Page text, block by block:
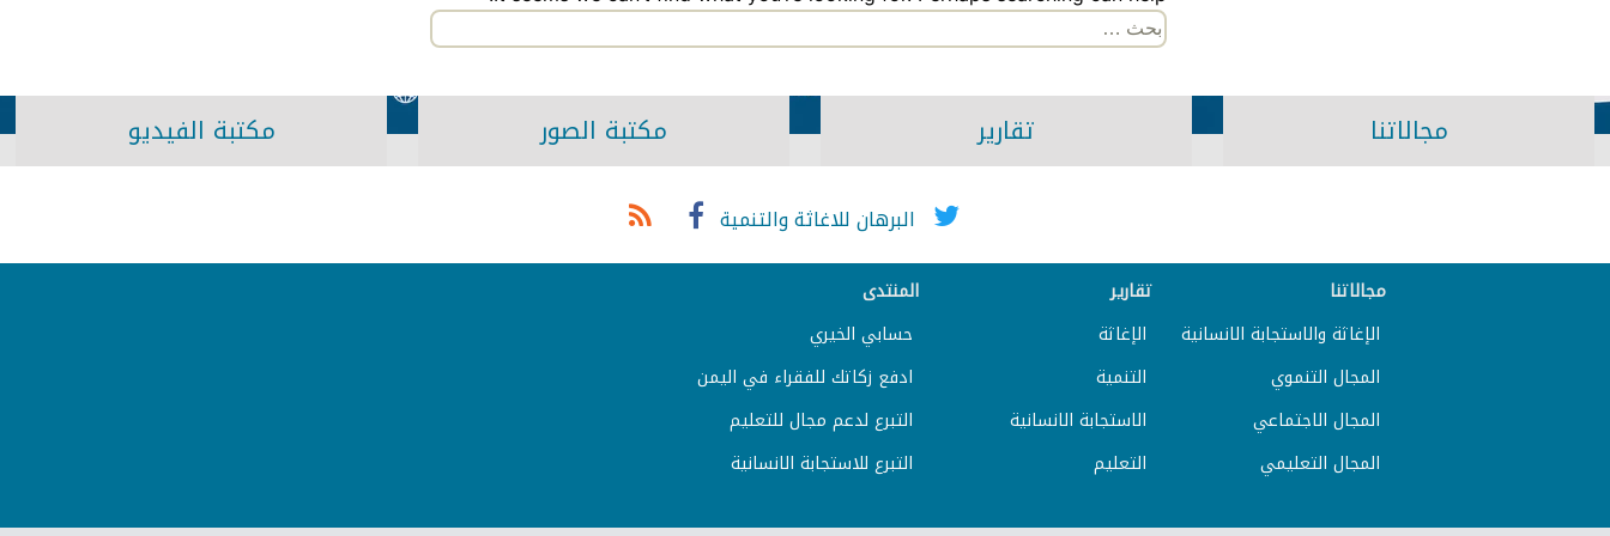
البحث
عن:
مجالاتنا تقارير مكتبة الصور مكتبة الفيديو
البرهان للاغاثة والتنمية
مجالاتنا
الإغاثة والاستجابة الانسانية
المجال التنموي
المجال الاجتماعي
المجال التعليمي
تقارير
الإغاثة
التنمية
الاستجابة الانسانية
التعليم
المنتدى
حسابي الخيري
ادفع زكاتك للفقراء في اليمن
التبرع لدعم مجال للتعليم
التبرع للاستجابة الانسانية